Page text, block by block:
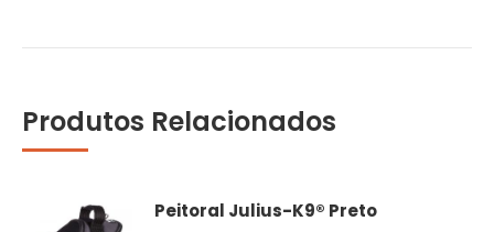
Produtos Relacionados
Peitoral Julius-K9® Preto